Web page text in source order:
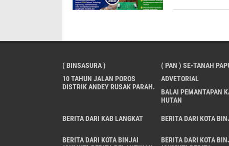
( BINSASURA ) ( PAN ) SE-TANAH
10 TAHUN JALAN POROS
DISTRIK ANDEY RUSAK PARAH.
ADVETORIAL
BALAI PEMANTAPAN
HUTAN
BERITA DARI KAB LANGKAT
BERITA DARI KOTA
BERITA DARI KOTA BINJAI
BERITA DARI KOTA